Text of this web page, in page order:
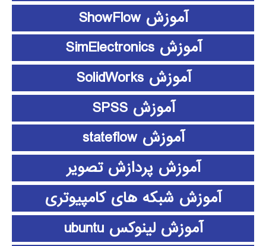
آموزش ShowFlow
آموزش SimElectronics
آموزش SolidWorks
آموزش SPSS
آموزش stateflow
آموزش پردازش تصویر
آموزش شبکه های کامپیوتری
آموزش لینوکس ubuntu